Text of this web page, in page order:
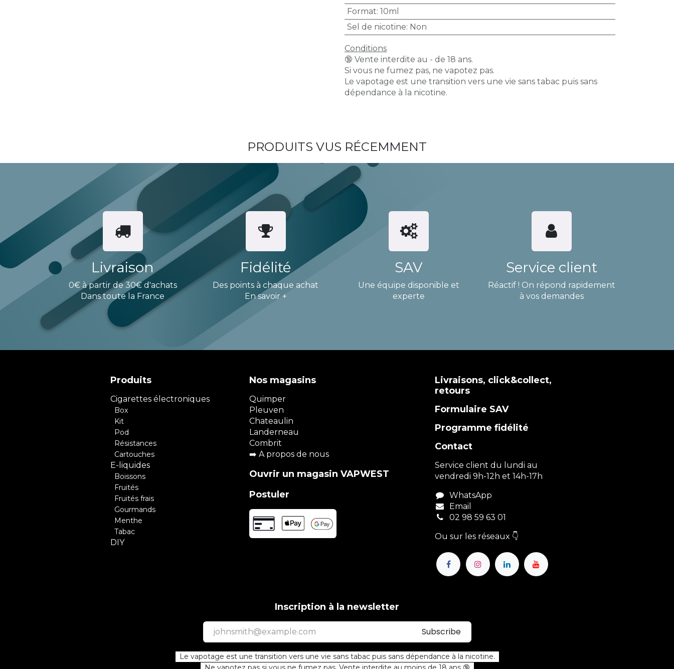
Format: 10ml
Sel de nicotine: Non
Conditions
🔞 Vente interdite au - de 18 ans.
Si vous ne fumez pas, ne vapotez pas.
Le vapotage est une transition vers une vie sans tabac puis sans
dépendance à la nicotine.
PRODUITS VUS RÉCEMMENT
Livraison
0€ à partir de 30€ d'achats
Dans toute la France
Fidélité
Des points à chaque achat
En savoir +
SAV
Une équipe disponible et
experte
Service client
Réactif ! On répond rapidement
à vos demandes
Produits
Cigarettes électroniques
Box
Kit
Pod
Résistances
Cartouches
E-liquides
Boissons
Fruités
Fruités frais
Gourmands
Menthe
Tabac
DIY
Livraisons, click&collect,
retours
Formulaire SAV
Programme fidélité
Contact
Service client du lundi au
vendredi 9h-12h et 14h-17h
WhatsApp
Email
02 98 59 63 01
Ou sur les réseaux 👇
Nos magasins
Quimper
Pleuven
Chateaulin
Landerneau
Combrit
➡️ A propos de nous
Ouvrir un magasin VAPWEST
Postuler
Le vapotage est une transition vers une vie sans tabac puis sans dépendance à la nicotine.
Inscription à la newsletter
Subscribe